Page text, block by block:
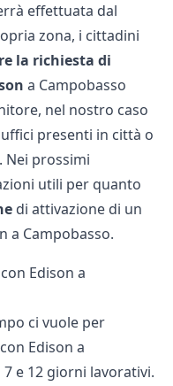
effettuata dal
zona, i cittadini
la richiesta di
a Campobasso
nel nostro caso
presenti in città o
Nei prossimi
utili per quanto
di attivazione di un
a Campobasso.
Edison a
ci vuole per
Edison a
e 12 giorni lavorativi.